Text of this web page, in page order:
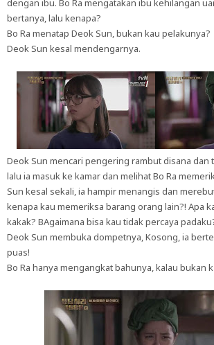
dengan ibu. Bo Ra mengatakan ibu kehilangan
bertanya, lalu kenapa?
Bo Ra menatap Deok Sun, bukan kau pelakunya?
Deok Sun kesal mendengarnya.
Deok Sun mencari pengering rambut disana dan
lalu ia masuk ke kamar dan melihat Bo Ra
Sun kesal sekali, ia hampir menangis dan
kenapa kau memeriksa barang orang lain?! Apa
kakak? BAgaimana bisa kau tidak percaya
Deok Sun membuka dompetnya, Kosong, ia
puas!
Bo Ra hanya mengangkat bahunya, kalau bukan